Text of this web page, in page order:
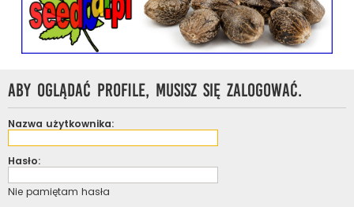
Aby oglądać profile, musisz się zalogować.
Nazwa użytkownika:
Hasło:
Nie pamiętam hasła